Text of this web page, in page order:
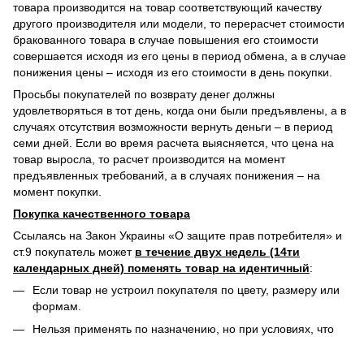
товара производится на товар соответствующий качеству
другого производителя или модели, то перерасчет стоимости
бракованного товара в случае повышения его стоимости
совершается исходя из его цены в период обмена, а в случае
понижения цены – исходя из его стоимости в день покупки.
Просьбы покупателей по возврату денег должны
удовлетворяться в тот день, когда они были предъявлены, а в
случаях отсутствия возможности вернуть деньги – в период
семи дней. Если во время расчета выясняется, что цена на
товар выросла, то расчет производится на момент
предъявленных требований, а в случаях понижения – на
момент покупки.
Покупка качественного товара
Ссылаясь на Закон Украины «О защите прав потребителя» и
ст.9 покупатель может в течение двух недель (14ти
календарных дней) поменять товар на идентичный:
Если товар не устроил покупателя по цвету, размеру или
формам.
Нельзя применять по назначению, но при условиях, что